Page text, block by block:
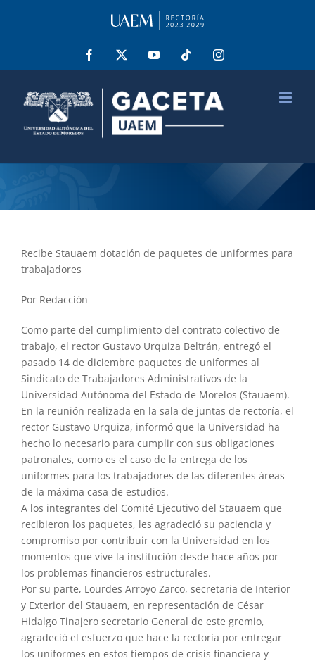
Facebook YouTube Tiktok Instagram
Recibe Stauaem dotación de paquetes de uniformes para
trabajadores
Por Redacción
Como parte del cumplimiento del contrato colectivo de
trabajo, el rector Gustavo Urquiza Beltrán, entregó el
pasado 14 de diciembre paquetes de uniformes al
Sindicato de Trabajadores Administrativos de la
Universidad Autónoma del Estado de Morelos (Stauaem).
En la reunión realizada en la sala de juntas de rectoría, el
rector Gustavo Urquiza, informó que la Universidad ha
hecho lo necesario para cumplir con sus obligaciones
patronales, como es el caso de la entrega de los
uniformes para los trabajadores de las diferentes áreas
de la máxima casa de estudios.
A los integrantes del Comité Ejecutivo del Stauaem que
recibieron los paquetes, les agradeció su paciencia y
compromiso por contribuir con la Universidad en los
momentos que vive la institución desde hace años por
los problemas financieros estructurales.
Por su parte, Lourdes Arroyo Zarco, secretaria de Interior
y Exterior del Stauaem, en representación de César
Hidalgo Tinajero secretario General de este gremio,
agradeció el esfuerzo que hace la rectoría por entregar
los uniformes en estos tiempos de crisis financiera y